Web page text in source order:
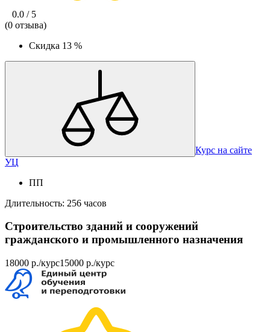
0.0 / 5
(0 отзыва)
Скидка 13 %
Курс на сайте
УЦ
ПП
Длительность: 256 часов
Строительство зданий и сооружений
гражданского и промышленного назначения
18000 р./курс15000 р./курс